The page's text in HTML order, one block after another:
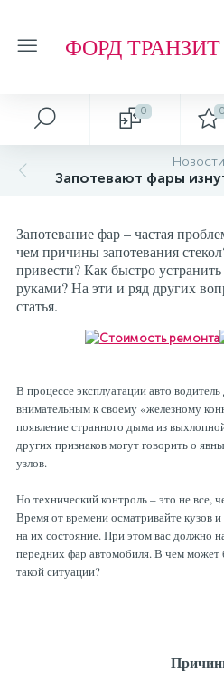
ФОРД
0 0
Новости
Запотевают фары
Запотевание фар – частая
чем причины запотевания
привести? Как быстро
руками? На эти и ряд других
статья.
В процессе эксплуатации авто
внимательным к своему «железному
появление странного дыма из
других признаков могут говорить о
узлов.
Но технический контроль – это не все,
Время от времени осматривайте кузов
на их состояние. При этом вас должно
передних фар автомобиля. В чем может
такой ситуации?
Автосервис
Ремонт подвески и ходовой
Ремонт агрегатов
Кузовные работы
Рулевая система
Топливная система
Тормозная система
О магазине
Отзывы о компании
Обзоры и советы
Обзоры
Рейтинг
Технологии
Т.О. ФОРД ТРАНЗИТ
Фильтр МАСЛЯНЫЙ
Фильтр ТОПЛИВНЫЙ
Фильтр ВОЗДУШНЫЙ
Масло МОТОРНОЕ
ТОРМОЗНАЯ